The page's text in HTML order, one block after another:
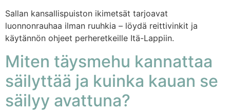
Sallan kansallispuiston ikimetsät tarjoavat
luonnonrauhaa ilman ruuhkia – löydä reittivinkit ja
käytännön ohjeet perheretkeille Itä-Lappiin.
Miten täysmehu kannattaa
säilyttää ja kuinka kauan se
säilyy avattuna?